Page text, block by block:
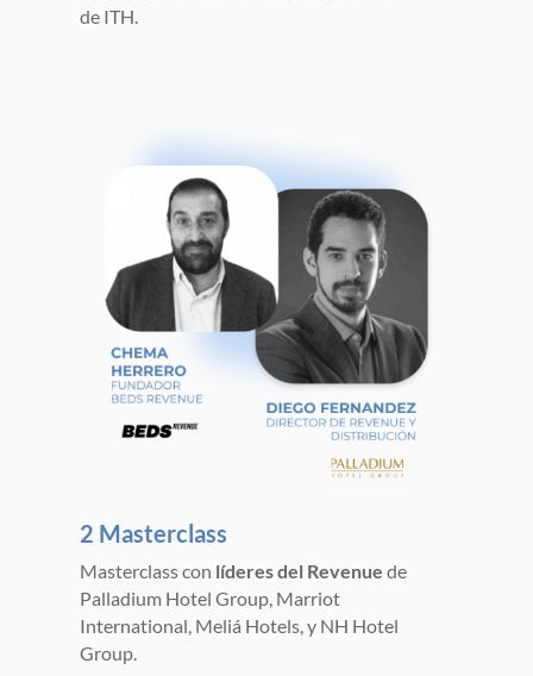
de ITH.
2 Masterclass
Masterclass con líderes del Revenue de
Palladium Hotel Group, Marriot
International, Meliá Hotels, y NH Hotel
Group.